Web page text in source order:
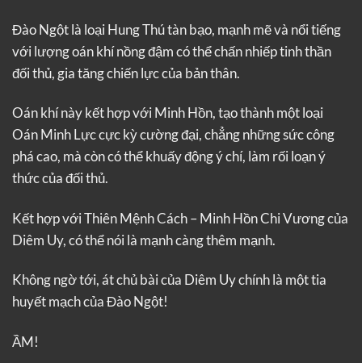
Đào Ngột là loại Hung Thú tàn bạo, mạnh mẽ và nổi tiếng
với lượng oán khí nồng đậm có thể chấn nhiếp tinh thần
đối thủ, gia tăng chiến lực của bản thân.
Oán khí này kết hợp với Minh Hồn, tạo thành một loại
Oán Minh Lực cực kỳ cường đại, chẳng những sức công
phá cao, mà còn có thể khuấy động ý chí, làm rối loạn ý
thức của đối thủ.
Kết hợp với Thiên Mệnh Cách – Minh Hồn Chi Vương của
Diêm Uy, có thể nói là mạnh càng thêm mạnh.
Không ngờ tới, át chủ bài của Diêm Uy chính là một tia
huyết mạch của Đào Ngột!
ẦM!